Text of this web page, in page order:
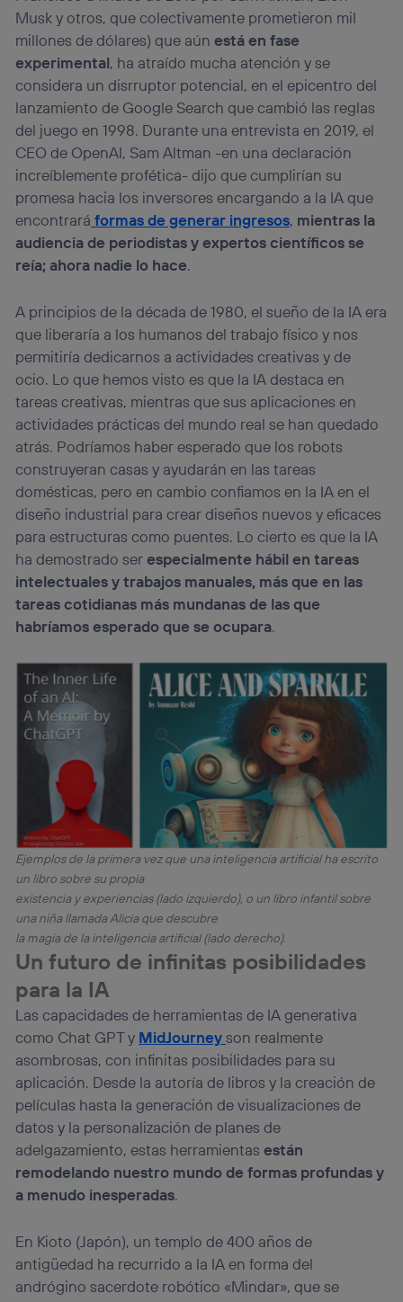
Musk y otros, que colectivamente prometieron mil
millones de dólares) que aúnestá en fase
experimental, ha atraído mucha atención y se
considera un disrruptor potencial, en el epicentro del
lanzamiento de Google Search que cambió las reglas
del juego en 1998. Durante una entrevista en 2019, el
CEO de OpenAI, Sam Altman -en una declaración
increíblemente profética- dijo que cumplirían su
promesa hacia los inversores encargando a la IA que
encontrará formas de generar ingresos, mientras la
audiencia de periodistas y expertos científicos se
reía; ahora nadie lo hace.
A principios de la década de 1980, el sueño de la IA era
que liberaría a los humanos del trabajo físico y nos
permitiría dedicarnos a actividades creativas y de
ocio. Lo que hemos visto es que la IA destaca en
tareas creativas, mientras que sus aplicaciones en
actividades prácticas del mundo real se han quedado
atrás. Podríamos haber esperado que los robots
construyeran casas y ayudarán en las tareas
domésticas, pero en cambio confiamos en la IA en el
diseño industrial para crear diseños nuevos y eficaces
para estructuras como puentes. Lo cierto es que la IA
ha demostrado serespecialmente hábil en tareas
intelectuales y trabajos manuales, más que en las
tareas cotidianas más mundanas de las que
habríamos esperado que se ocupara.
Ejemplos de la primera vez que una inteligencia artificial ha escrito
un libro sobre su propia
existencia y experiencias (lado izquierdo), o un libro infantil sobre
una niña llamada Alicia que descubre
la magia de la inteligencia artificial (lado derecho).
Un futuro de infinitas posibilidades
para la IA
Las capacidades de herramientas de IA generativa
como Chat GPT y MidJourneyson realmente
asombrosas, con infinitas posibilidades para su
aplicación. Desde la autoría de libros y la creación de
películas hasta la generación de visualizaciones de
datos y la personalización de planes de
adelgazamiento, estas herramientas están
remodelando nuestro mundo de formas profundas y
a menudo inesperadas.
En Kioto (Japón), un templo de 400 años de
antigüedad ha recurrido a la IA en forma del
andrógino sacerdote robótico «Mindar», que se